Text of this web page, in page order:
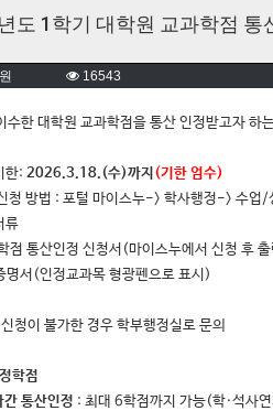
도 1학기 대학원 교과학점
16543
수한 대학원 교과학점을 통산 인정받고자 하
한: 2026.3.18.(수)까지 (기한 엄수)
청 방법 : 포털 마이스누-> 학사행정-> 수
류
통산인정 신청서(마이스누에서 신청 후
서(인정교과목 형광펜으로 표시)
청이 불가한 경우 학부행정실로 문의
학점
통산인정 : 최대 6학점까지 가능(학·석사